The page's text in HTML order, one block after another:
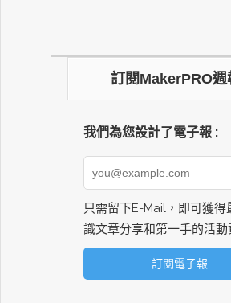
訂閱MakerPRO週
我們為您設計了電子報 :
只需留下E-Mail，即可獲得
識文章分享和第一手的活動